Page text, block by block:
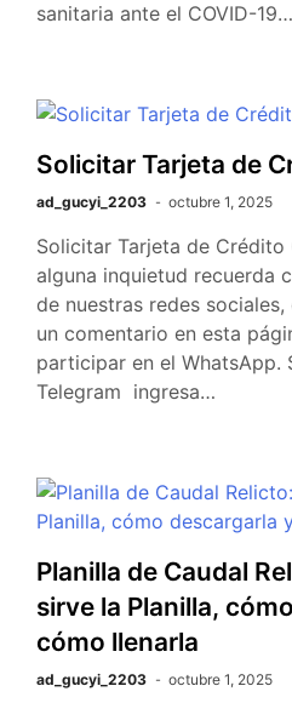
sanitaria ante el COVID-19…
Solicitar Tarjeta de
ad_gucyi_2203 octubre 1, 2025
Solicitar Tarjeta de Crédito
alguna inquietud recuerda
de nuestras redes
un comentario en esta
participar en el WhatsApp.
Telegram ingresa…
Planilla de Caudal
sirve la Planilla,
cómo llenarla
ad_gucyi_2203 octubre 1, 2025